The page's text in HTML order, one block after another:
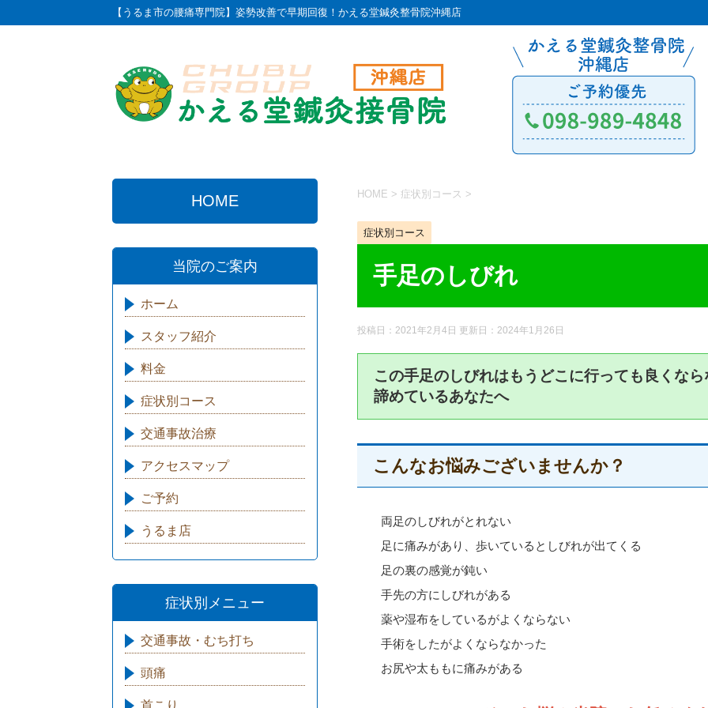
【うるま市の腰痛専門院】姿勢改善で早期回復！かえる堂鍼灸整骨院沖縄店
HOME > 症状別コース >
症状別コース
手足のしびれ
投稿日：2021年2月4日 更新日： 2024年1月26日
この手足のしびれはもうどこに行っても良くなら
諦めているあなたへ
こんなお悩みございませんか？
両足のしびれがとれない
足に痛みがあり、歩いているとしびれが出てくる
足の裏の感覚が鈍い
手先の方にしびれがある
薬や湿布をしているがよくならない
手術をしたがよくならなかった
お尻や太ももに痛みがある
HOME
当院のご案内
ホーム
スタッフ紹介
料金
症状別コース
交通事故治療
アクセスマップ
ご予約
うるま店
症状別メニュー
交通事故・むち打ち
頭痛
首こり